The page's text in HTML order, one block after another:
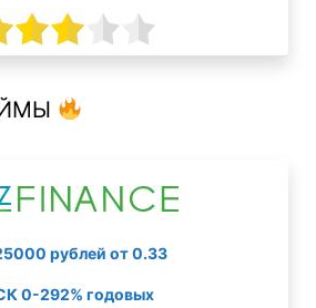
рублей от 0.33
0-292% годовых